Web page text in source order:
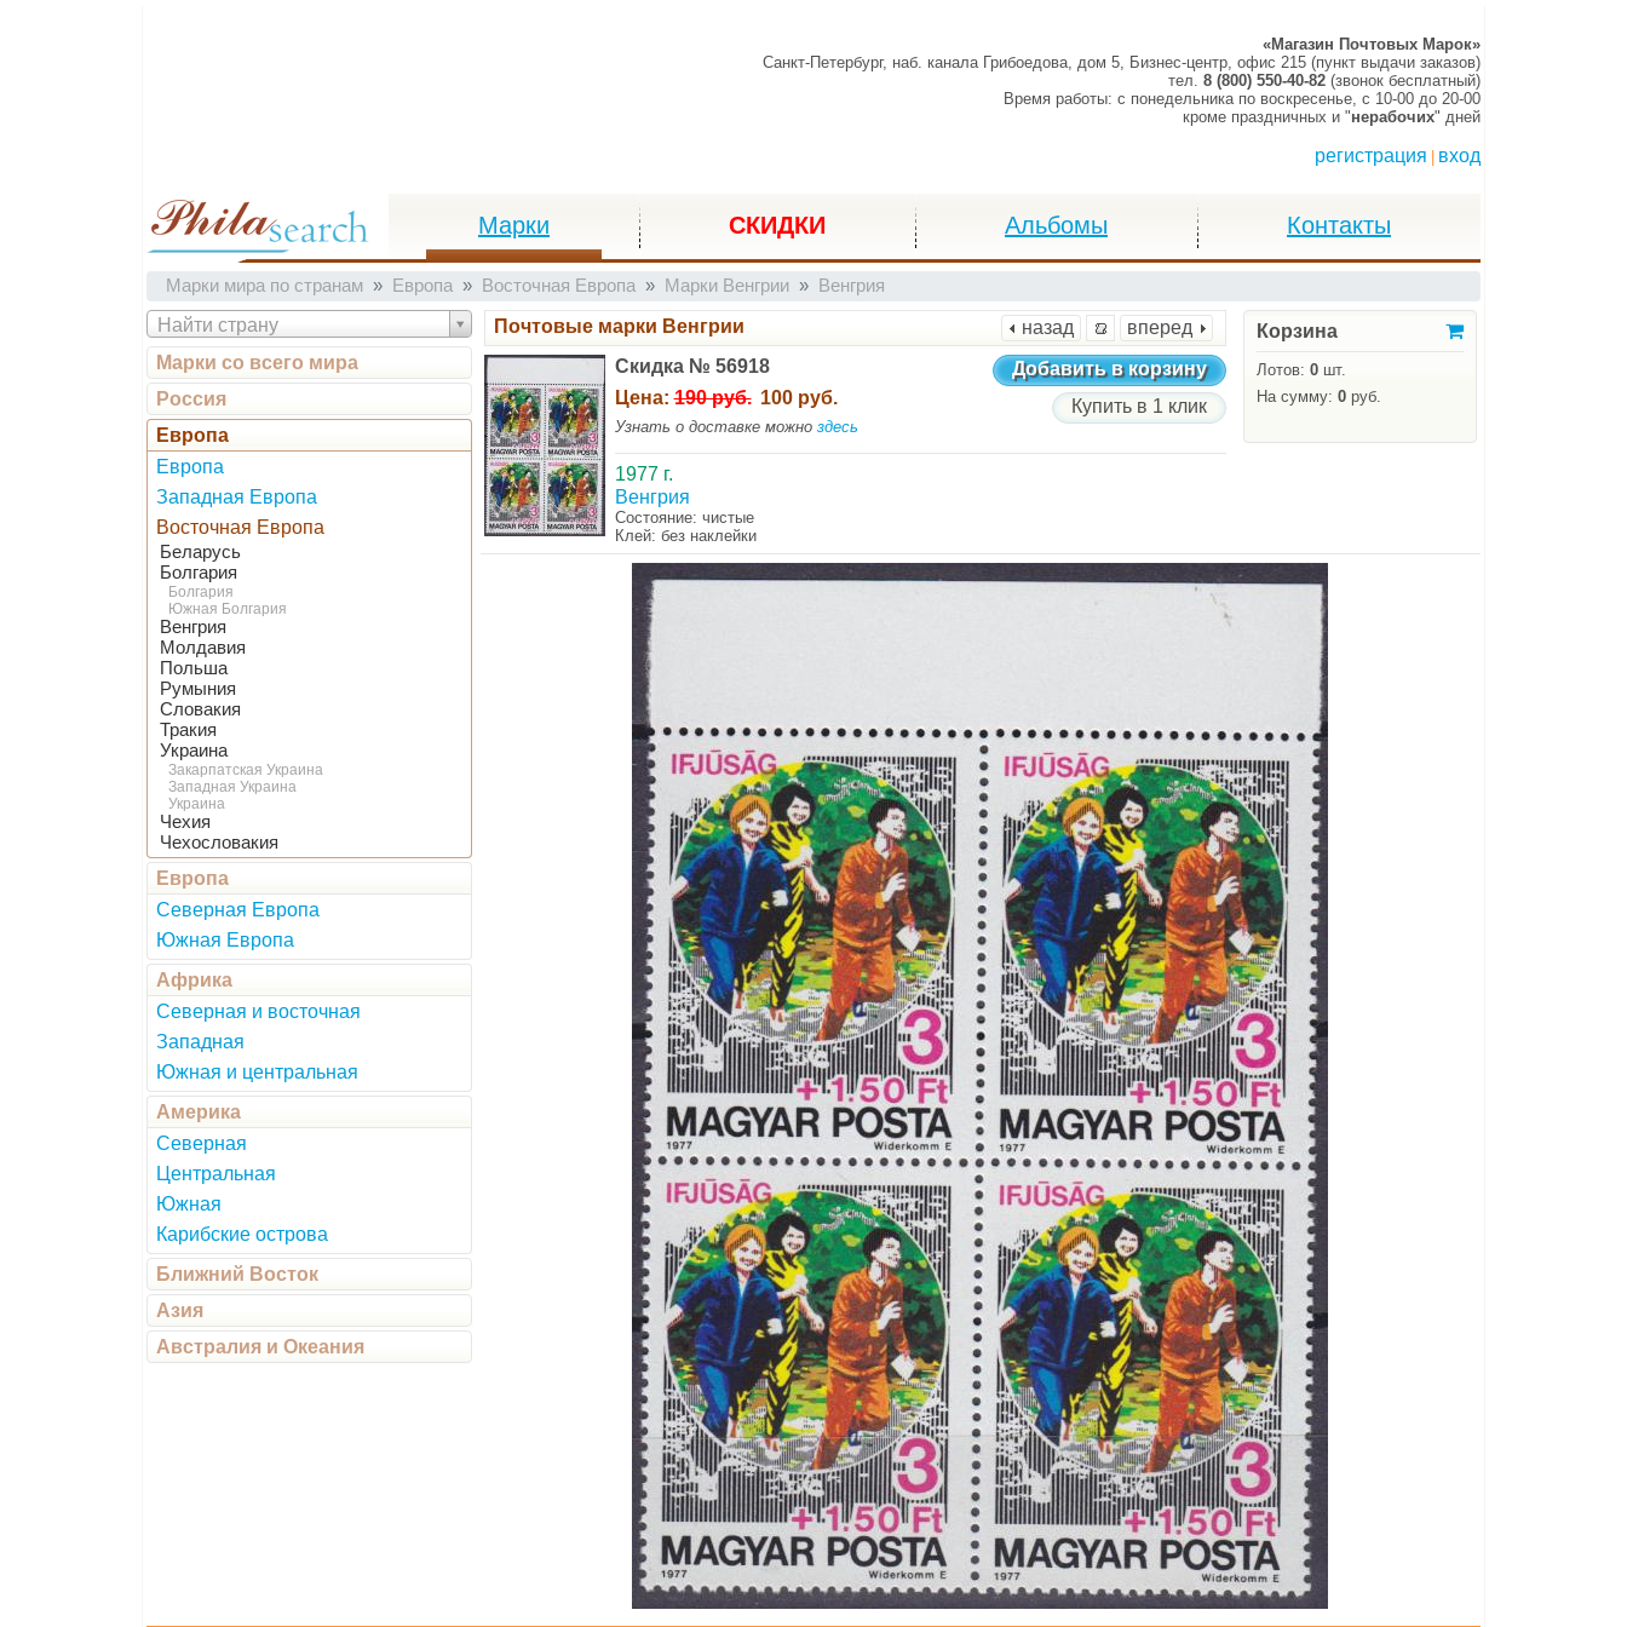
«Магазин Почтовых Марок»
Санкт-Петербург, наб. канала Грибоедова, дом 5, Бизнес-центр, офис 215 (пункт выдачи заказов)
тел. 8 (800) 550-40-82 (звонок бесплатный)
Время работы: c понедельника по воскресенье, c 10-00 до 20-00
кроме праздничных и "нерабочих" дней
регистрация вход
Марки СКИДКИ Альбомы Контакты
Марки мира по странам Европа Восточная Европа Марки Венгрии Венгрия
Найти страну
Марки со всего мира
Россия
Европа
Европа
Западная Европа
Восточная Европа
Беларусь
Болгария
Болгария
Южная Болгария
Венгрия
Молдавия
Польша
Румыния
Словакия
Тракия
Украина
Закарпатская Украина
Западная Украина
Украина
Чехия
Чехословакия
Европа
Северная Европа
Южная Европа
Африка
Северная и восточная
Западная
Южная и центральная
Америка
Северная
Центральная
Южная
Карибские острова
Ближний Восток
Азия
Австралия и Океания
Корзина
Лотов:0 шт.
На сумму:0 руб.
назад вперед
Почтовые марки Венгрии
Скидка № 56918
Цена:190 руб. 100 руб.
Узнать о доставке можно здесь
Добавить в корзину
Купить в 1 клик
1977 г.
Венгрия
Состояние: чистые
Клей: без наклейки